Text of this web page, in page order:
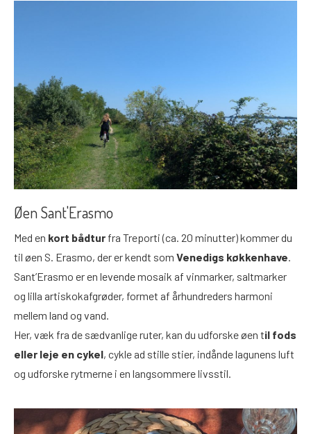
Øen Sant'Erasmo
Med en kort bådtur fra Treporti (ca. 20 minutter) kommer du
til øen S. Erasmo, der er kendt som Venedigs køkkenhave.
Sant’Erasmo er en levende mosaik af vinmarker, saltmarker
og lilla artiskokafgrøder, formet af århundreders harmoni
mellem land og vand.
Her, væk fra de sædvanlige ruter, kan du udforske øen til fods
eller leje en cykel, cykle ad stille stier, indånde lagunens luft
og udforske rytmerne i en langsommere livsstil.